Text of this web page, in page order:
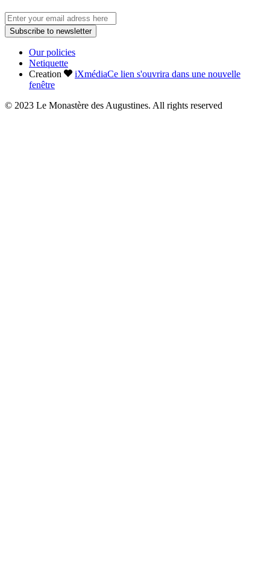
Subscribe to newsletter
Our policies
Netiquette
Creation
iXmédiaCe lien s'ouvrira dans une nouvelle
fenêtre
© 2023 Le Monastère des Augustines. All rights reserved